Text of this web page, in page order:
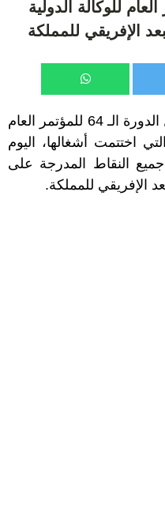
للوكالة الدولية
الإفريقي للمملكة
شكلت الرئاسة المغربية لأشغال الدورة الـ 64 للمؤتمر العام
اختتمت أشغالها، اليوم
جميع النقاط المدرجة على
الإفريقي للمملكة.